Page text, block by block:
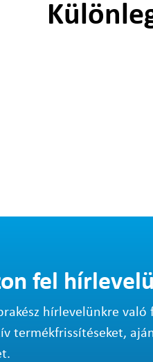
fel
hírlevelünkre való
termékfrissítéseket,